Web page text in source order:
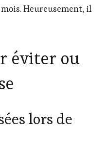
Heureusement, il
éviter ou
lors de